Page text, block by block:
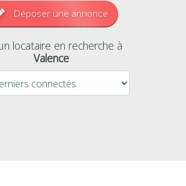
Déposer une annonce
locataire en recherche à
Valence